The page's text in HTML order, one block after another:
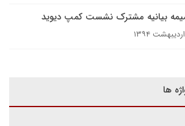
بیانیه مشترک نشست کمپ دیوید
ها